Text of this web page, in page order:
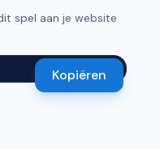
spel aan je website
Kopiëren